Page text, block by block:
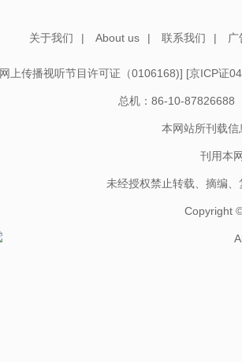
关于我们 | About us | 联系我们 |
网上传播视听节目许可证（0106168)] [京ICP证
总机：86-10-87826688
本网站所刊载
刊用本
未经授权禁止转载、摘编
Copyright